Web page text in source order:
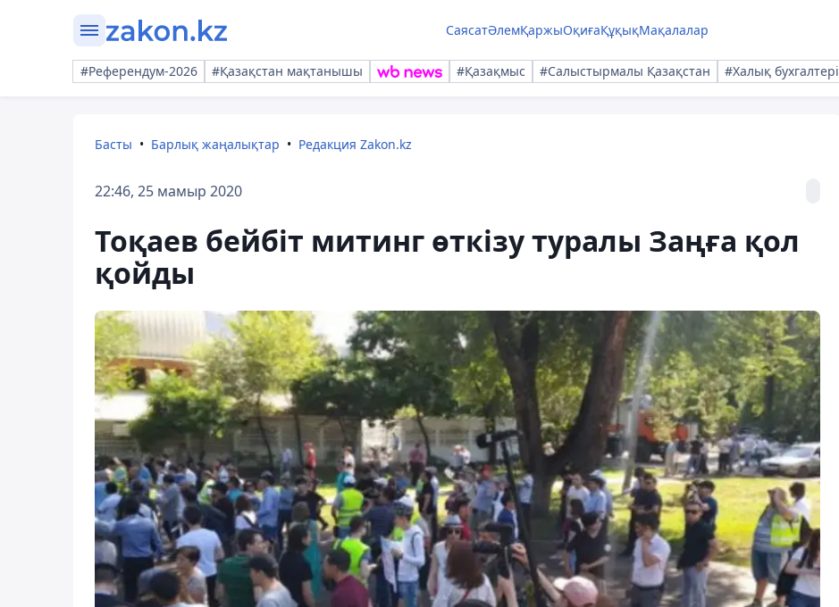
СаясатӘлемҚаржыОқиғаҚұқықМақалалар
#Референдум-2026 #Қазақстан мақтанышы #Қазақмыс #Салыстырмалы Қазақстан #Халық бухгалтері
Басты Барлық жаңалықтар Редакция Zakon.kz
22:46, 25 мамыр 2020
Тоқаев бейбіт митинг өткізу туралы Заңға қол
қойды